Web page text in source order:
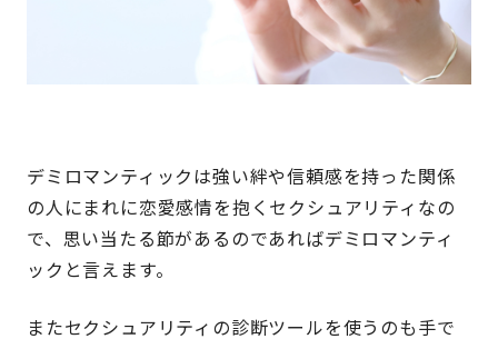
デミロマンティックは強い絆や信頼感を持った関係
の人にまれに恋愛感情を抱くセクシュアリティなの
で、思い当たる節があるのであればデミロマンティ
ックと言えます。
またセクシュアリティの診断ツールを使うのも手で